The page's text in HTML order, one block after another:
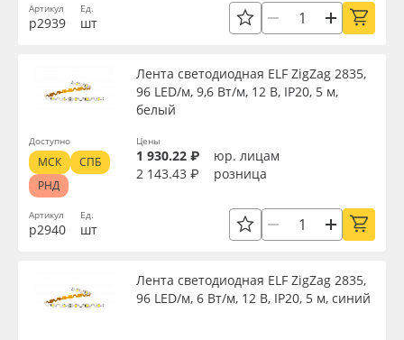
Артикул
р2939
Ед.
шт
Артикул
р2940
Лента светодиодная ELF ZigZag 2835,
96 LED/м, 9,6 Вт/м, 12 В, IP20, 5 м,
белый
Ед.
шт
Цены
1 930.22 ₽
юр. лицам
2 143.43 ₽
розница
Доступно
МСК
СПБ
РНД
Лента светодиодная ELF ZigZag 2835,
96 LED/м, 6 Вт/м, 12 В, IP20, 5 м, синий